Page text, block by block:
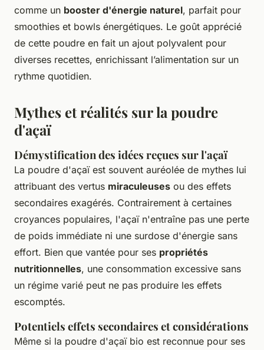
comme un booster d'énergie naturel, parfait pour
smoothies et bowls énergétiques. Le goût apprécié
de cette poudre en fait un ajout polyvalent pour
diverses recettes, enrichissant l’alimentation sur un
rythme quotidien.
Mythes et réalités sur la poudre
d'açaï
Démystification des idées reçues sur l'açaï
La poudre d'açaï est souvent auréolée de mythes lui
attribuant des vertus miraculeuses ou des effets
secondaires exagérés. Contrairement à certaines
croyances populaires, l'açaï n'entraîne pas une perte
de poids immédiate ni une surdose d'énergie sans
effort. Bien que vantée pour ses propriétés
nutritionnelles, une consommation excessive sans
un régime varié peut ne pas produire les effets
escomptés.
Potentiels effets secondaires et considérations
Même si la poudre d'açaï bio est reconnue pour ses